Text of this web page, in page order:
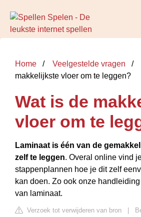
Home Veelgestelde vragen
makkelijkste vloer om te leggen?
Wat is de
vloer om te
Laminaat is één van de
zelf te leggen. Overal online vind
stappenplannen hoe je dit zelf
kan doen. Zo ook onze
van laminaat.
Verzoek tot verwijderen van bron